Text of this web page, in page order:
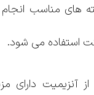
های مناسب
استفاده می شود.
از آنزیمیت دارای